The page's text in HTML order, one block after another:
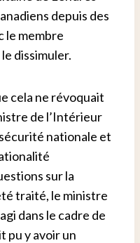
depuis des
le membre
dissimuler.
cela ne révoquait
de l’Intérieur
nationale et
sur la
traité, le ministre
dans le cadre de
pu y avoir un